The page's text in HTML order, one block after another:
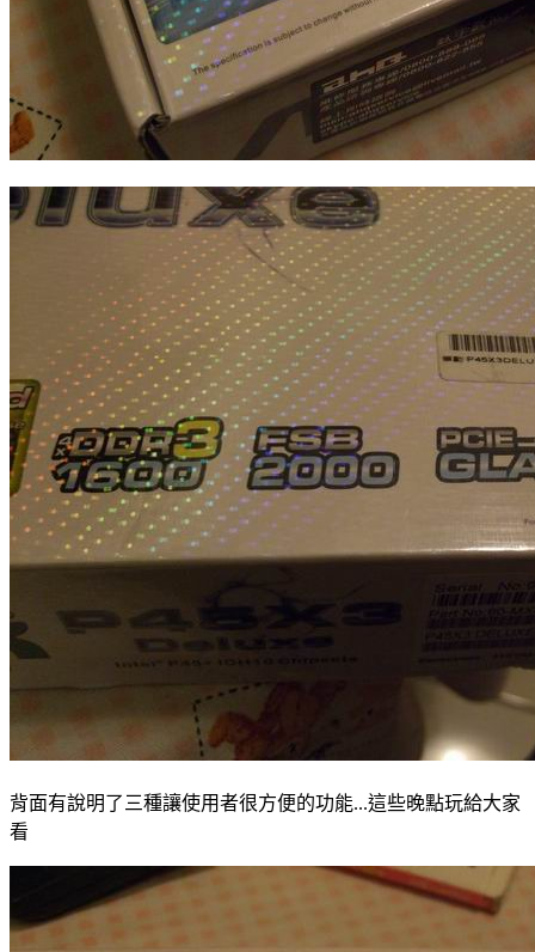
背面有說明了三種讓使用者很方便的功能...這些晚點玩給大家
看